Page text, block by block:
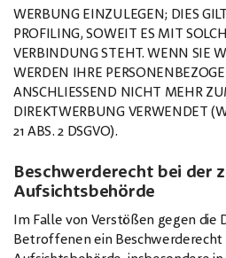
WERBUNG EINZULEGEN; DIES
PROFILING, SOWEIT ES MIT
VERBINDUNG STEHT. WENN SIE
WERDEN IHRE
ANSCHLIESSEND NICHT MEHR
DIREKTWERBUNG VERWENDET
21 ABS. 2 DSGVO).
Beschwerderecht bei der
Aufsichtsbehörde
Im Falle von Verstößen gegen die
Betroffenen ein Beschwerderecht